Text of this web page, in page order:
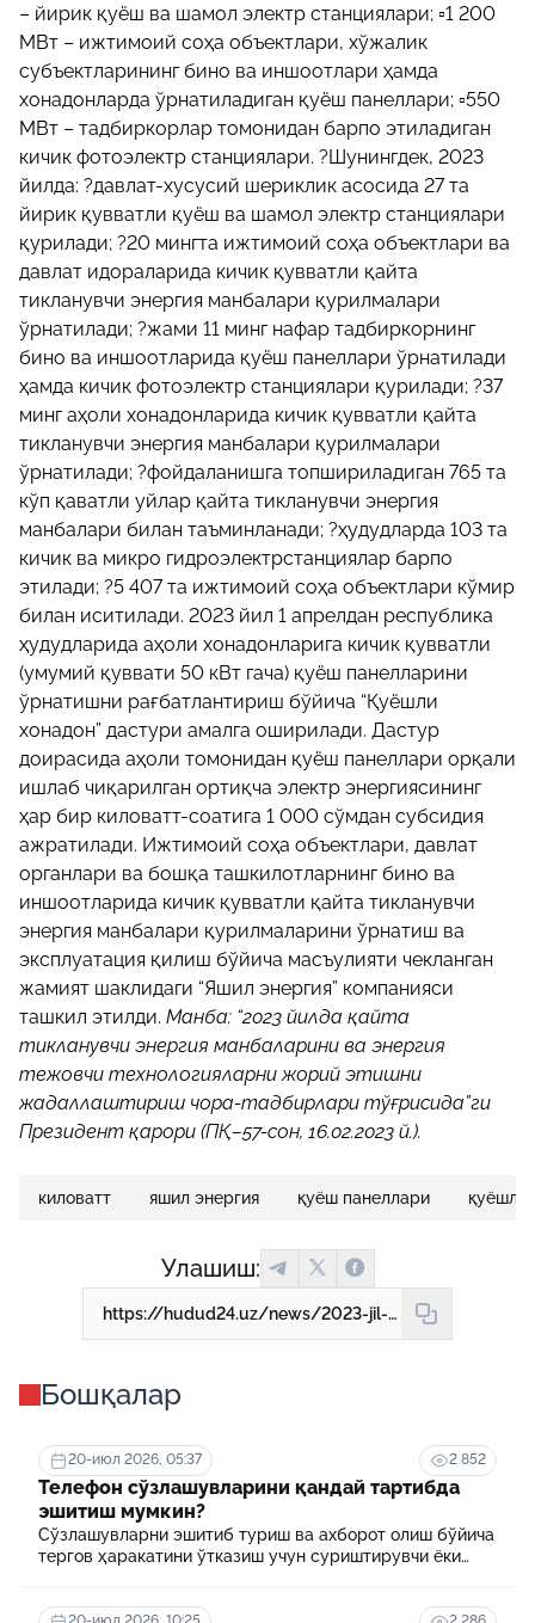
– йирик қуёш ва шамол электр станциялари; ▫️1 200
МВт – ижтимоий соҳа объектлари, хўжалик
субъектларининг бино ва иншоотлари ҳамда
хонадонларда ўрнатиладиган қуёш панеллари; ▫️550
МВт – тадбиркорлар томонидан барпо этиладиган
кичик фотоэлектр станциялари. ?Шунингдек, 2023
йилда: ?давлат-хусусий шериклик асосида 27 та
йирик қувватли қуёш ва шамол электр станциялари
қурилади; ?20 мингта ижтимоий соҳа объектлари ва
давлат идораларида кичик қувватли қайта
тикланувчи энергия манбалари қурилмалари
ўрнатилади; ?жами 11 минг нафар тадбиркорнинг
бино ва иншоотларида қуёш панеллари ўрнатилади
ҳамда кичик фотоэлектр станциялари қурилади; ?37
минг аҳоли хонадонларида кичик қувватли қайта
тикланувчи энергия манбалари қурилмалари
ўрнатилади; ?фойдаланишга топшириладиган 765 та
кўп қаватли уйлар қайта тикланувчи энергия
манбалари билан таъминланади; ?ҳудудларда 103 та
кичик ва микро гидроэлектрстанциялар барпо
этилади; ?5 407 та ижтимоий соҳа объектлари кўмир
билан иситилади. 2023 йил 1 апрелдан республика
ҳудудларида аҳоли хонадонларига кичик қувватли
(умумий қуввати 50 кВт гача) қуёш панелларини
ўрнатишни рағбатлантириш бўйича “Қуёшли
хонадон” дастури амалга оширилади. Дастур
доирасида аҳоли томонидан қуёш панеллари орқали
ишлаб чиқарилган ортиқча электр энергиясининг
ҳар бир киловатт-соатига 1 000 сўмдан субсидия
ажратилади. Ижтимоий соҳа объектлари, давлат
органлари ва бошқа ташкилотларнинг бино ва
иншоотларида кичик қувватли қайта тикланувчи
энергия манбалари қурилмаларини ўрнатиш ва
эксплуатация қилиш бўйича масъулияти чекланган
жамият шаклидаги “Яшил энергия” компанияси
ташкил этилди. Манба: “2023 йилда қайта
тикланувчи энергия манбаларини ва энергия
тежовчи технологияларни жорий этишни
жадаллаштириш чора-тадбирлари тўғрисида”ги
Президент қарори (ПҚ–57-сон, 16.02.2023 й.).
киловатт яшил энергия қуёш панеллари қуёшли
Улашиш:
https://hudud24.uz/news/2023-jil-1-apreldan-kuyoshli-honadon-dasturi-amalga-oshiriladi
Бошқалар
20-июл 2026, 05:37 2 852
Телефон сўзлашувларини қандай тартибда
эшитиш мумкин?
Сўзлашувларни эшитиб туриш ва ахборот олиш бўйича
тергов ҳаракатини ўтказиш учун суриштирувчи ёки